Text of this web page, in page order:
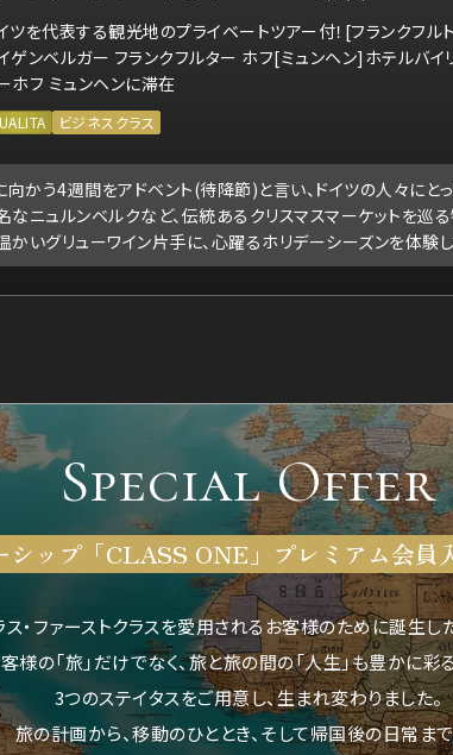
ツを代表する観光地のプライベートツアー付！[フランクフル
ゲンベルガー フランクフルター ホフ[ミュンヘン]ホテルバイ
ホフ ミュンヘンに滞在
ビジネスクラス
かう4週間をアドベント(待降節)と言い、ドイツの人々に
なニュルンベルクなど、伝統あるクリスマスマーケットを巡
かいグリューワイン片手に、心躍るホリデーシーズンを体験し
Special Offer
シップ「CLASS ONE」プレミアム会員
・ファーストクラスを愛用されるお客様のために誕生し
様の「旅」だけでなく、旅と旅の間の「人生」も豊かに彩
3つのステイタスをご用意し、生まれ変わりました。
旅の計画から、移動のひととき、そして帰国後の日常ま